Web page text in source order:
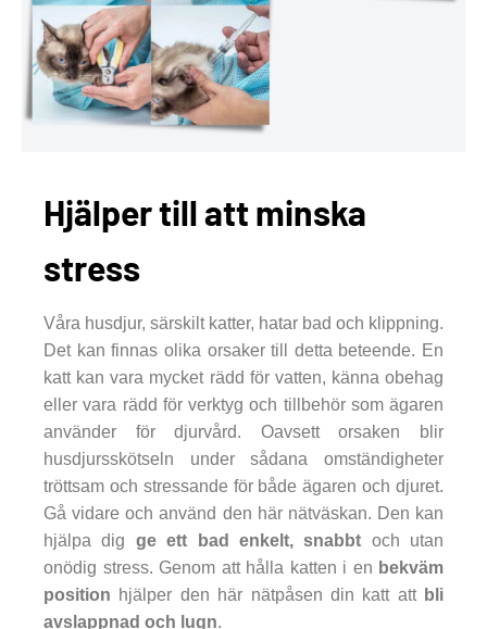
Hjälper till att minska
stress
Våra husdjur, särskilt katter, hatar bad och klippning.
Det kan finnas olika orsaker till detta beteende. En
katt kan vara mycket rädd för vatten, känna obehag
eller vara rädd för verktyg och tillbehör som ägaren
använder för djurvård. Oavsett orsaken blir
husdjursskötseln under sådana omständigheter
tröttsam och stressande för både ägaren och djuret.
Gå vidare och använd den här nätväskan. Den kan
hjälpa dig ge ett bad enkelt, snabbt och utan
onödig stress. Genom att hålla katten i en bekväm
position hjälper den här nätpåsen din katt att bli
avslappnad och lugn.